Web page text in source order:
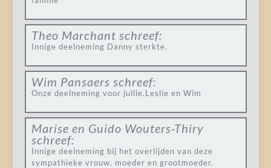
Theo Marchant schreef:
Innige deelneming Danny sterkte.
Wim Pansaers schreef:
Onze deelneming voor jullie.Leslie en Wim
Marise en Guido Wouters-Thiry
schreef:
Innige deelneming bij het overlijden van deze
sympathieke vrouw, moeder en grootmoeder.